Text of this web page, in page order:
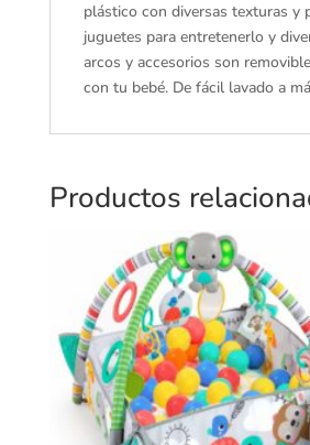
plástico con diversas texturas y
juguetes para entretenerlo y
arcos y accesorios son
con tu bebé. De fácil lavado a
Productos